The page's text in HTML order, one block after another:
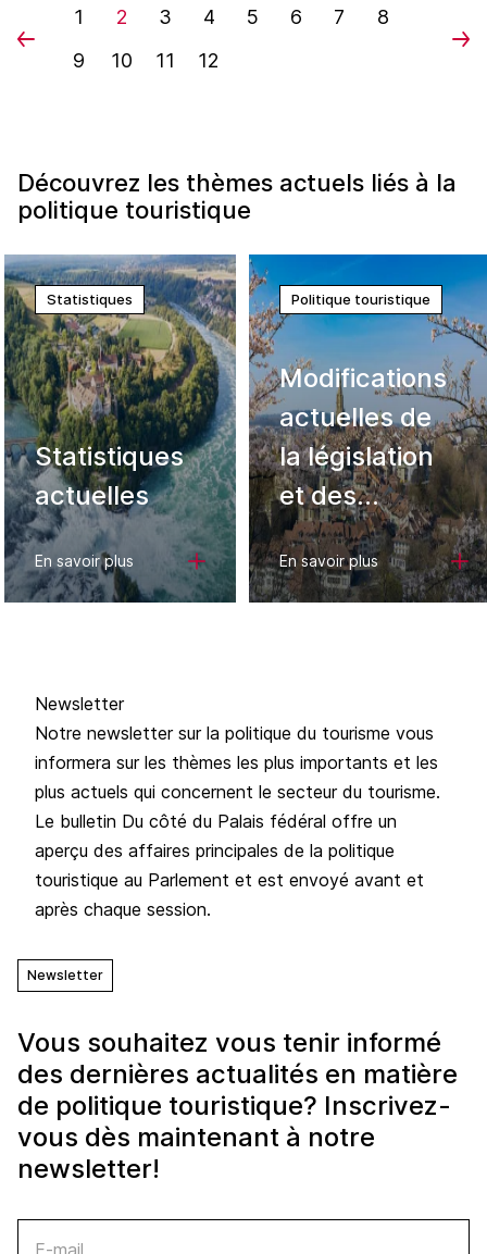
1 2 3 4 5 6 7
8
9
10 11 12
Découvrez les thèmes actuels liés à la
politique touristique
Statistiques
Statistiques
actuelles
En savoir plus
Politique touristique
Modifications
actuelles de
la législation
et des
ordonnances
En savoir plus
Newsletter
Notre newsletter sur la politique du tourisme vous
informera sur les thèmes les plus importants et les
plus actuels qui concernent le secteur du tourisme.
Le bulletin Du côté du Palais fédéral offre un
aperçu des affaires principales de la politique
touristique au Parlement et est envoyé avant et
après chaque session.
Newsletter
Vous souhaitez vous tenir informé
des dernières actualités en matière
de politique touristique? Inscrivez-
vous dès maintenant à notre
newsletter!
E-mail